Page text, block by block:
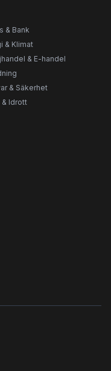
& Bank
& Klimat
& E-handel
& Säkerhet
& Idrott